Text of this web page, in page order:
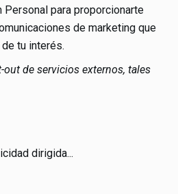
para proporcionarte
de marketing que
tu interés.
de servicios externos, tales
dirigida...